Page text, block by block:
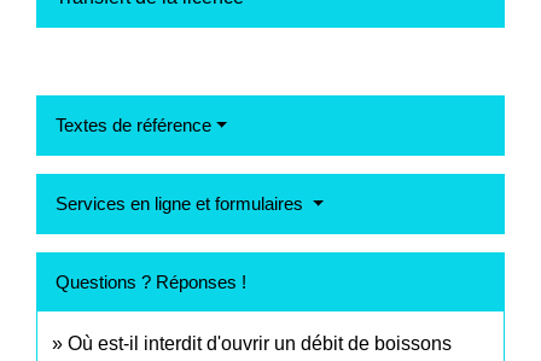
Textes de référence
Services en ligne et formulaires
Questions ? Réponses !
Où est-il interdit d'ouvrir un débit de boissons